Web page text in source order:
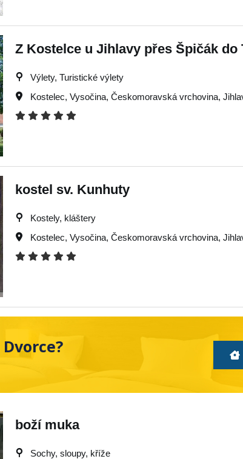
Z Kostelce u Jihlavy přes Špičák do
Výlety, Turistické výlety
Kostelec, Vysočina, Českomoravská vrchovina,
kostel sv. Kunhuty
Kostely, kláštery
Kostelec, Vysočina, Českomoravská vrchovina,
boží muka
Sochy, sloupy, kříže